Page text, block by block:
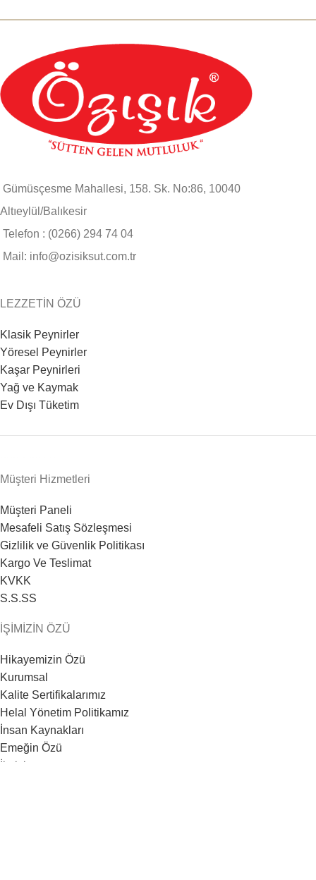
Gümüsçesme Mahallesi, 158. Sk. No:86, 10040
Altıeylül/Balıkesir
Telefon : (0266) 294 74 04
Mail: info@ozisiksut.com.tr
LEZZETİN ÖZÜ
Klasik Peynirler
Yöresel Peynirler
Kaşar Peynirleri
Yağ ve Kaymak
Ev Dışı Tüketim
Müşteri Hizmetleri
Müşteri Paneli
Mesafeli Satış Sözleşmesi
Gizlilik ve Güvenlik Politikası
Kargo Ve Teslimat
KVKK
S.S.SS
İŞİMİZİN ÖZÜ
Hikayemizin Özü
Kurumsal
Kalite Sertifikalarımız
Helal Yönetim Politikamız
İnsan Kaynakları
Emeğin Özü
İletişim